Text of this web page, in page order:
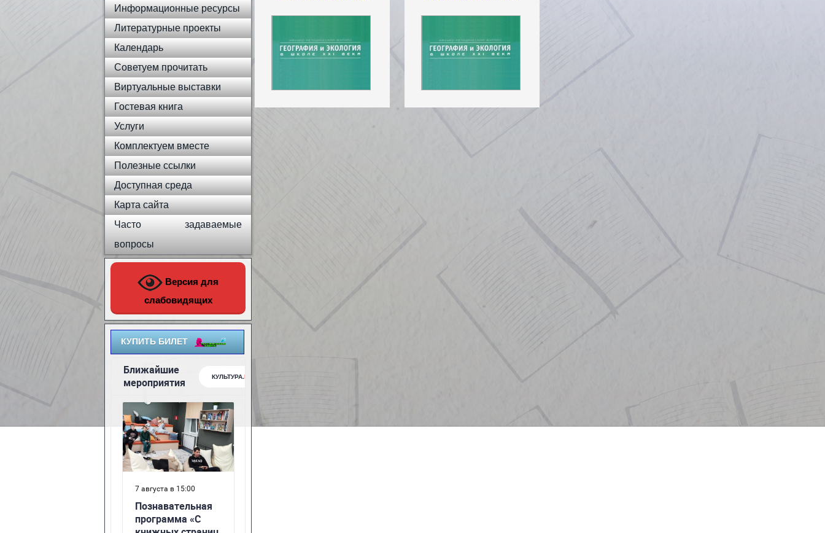
Информационные ресурсы
Литературные проекты
Календарь
Советуем прочитать
Виртуальные выставки
Гостевая книга
Услуги
Комплектуем вместе
Полезные ссылки
Доступная среда
Карта сайта
Часто задаваемые
вопросы
Версия для
слабовидящих
КУПИТЬ БИЛЕТ